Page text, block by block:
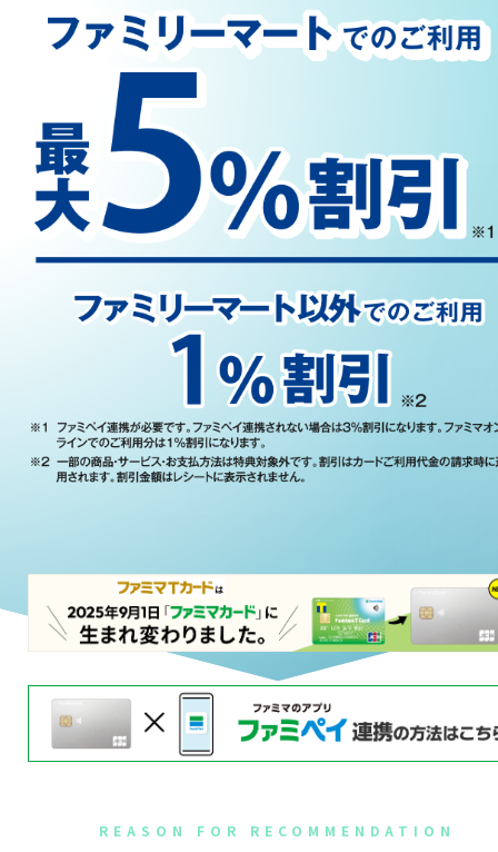
REASON FOR RECOMMENDATION